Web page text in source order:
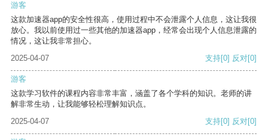
游客
这款加速器app的安全性很高，使用过程中不会泄露个人信息，这让我很
放心。我以前使用过一些其他的加速器app，经常会出现个人信息泄露的
情况，这让我非常担心。
2025-04-07
支持[0] 反对[0]
游客
这款学习软件的课程内容非常丰富，涵盖了各个学科的知识。老师的讲
解非常生动，让我能够轻松理解知识点。
2025-04-07
支持[0] 反对[0]